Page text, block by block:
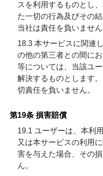
スを利用するものとし
た一切の行為及びその
当社は責任を負いません
18.3 本サービスに関連
の他の第三者との間に
等については、当該ユ
解決するものとします
切責任を負いません。
第19条 損害賠償
19.1 ユーザーは、本利
又は本サービスの利用
害を与えた場合、その
ん。